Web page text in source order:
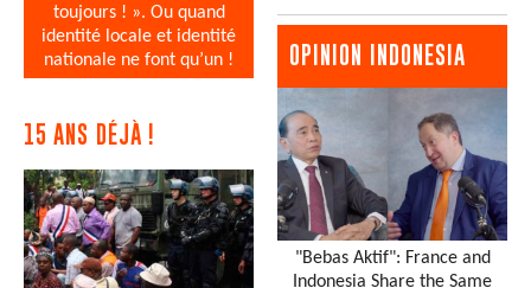
toujours ! ». Ou quand
identité locale et identité
nationale ne font qu’un !
15 ANS DÉJÀ !
OPINION INDONESIA
"Bebas Aktif": France and
Indonesia Share the Same